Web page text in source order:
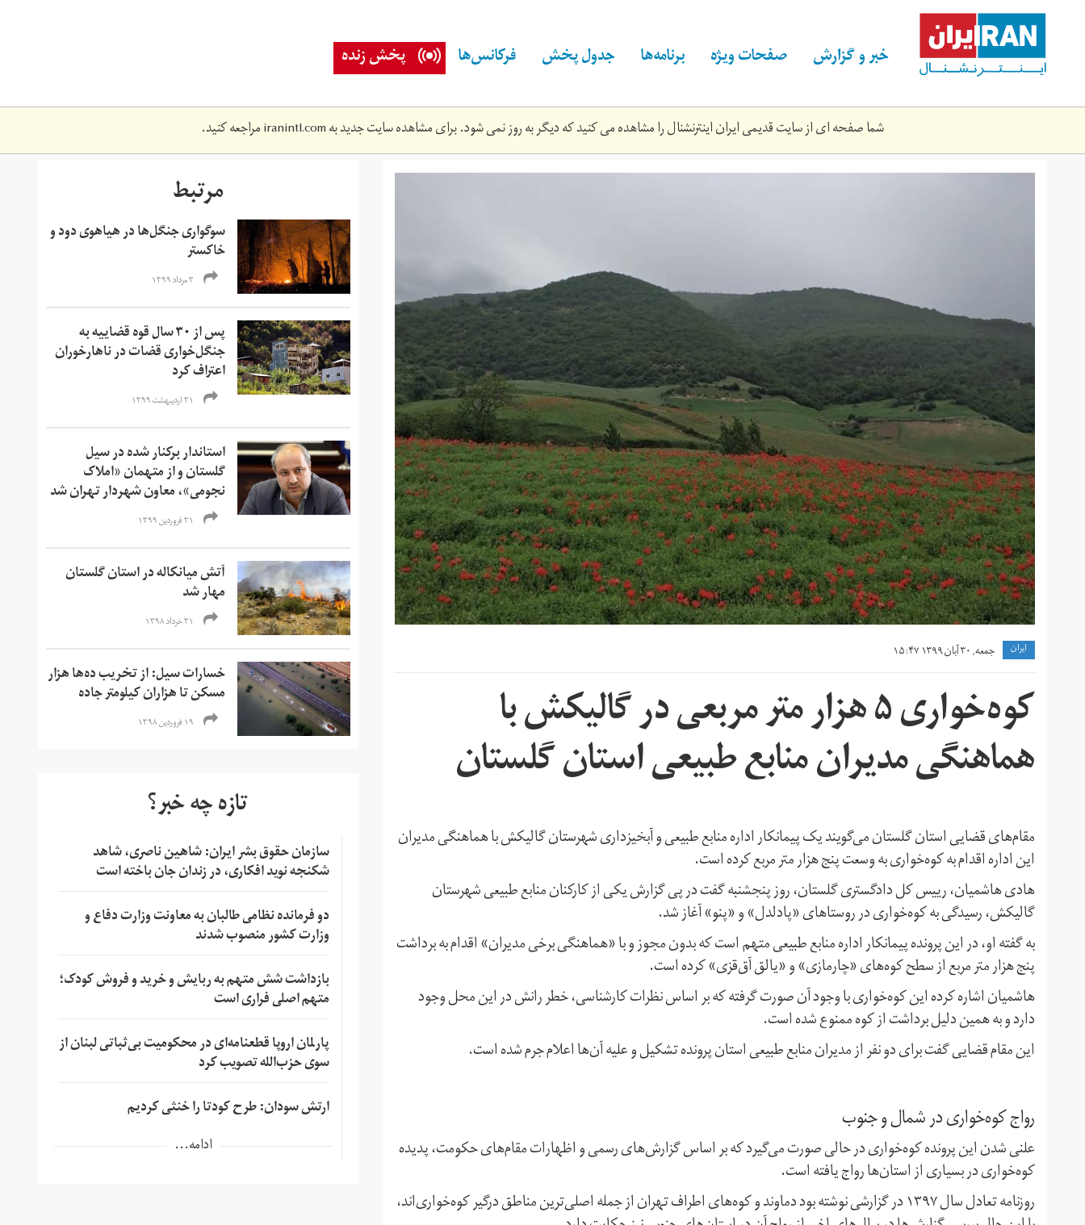
content خبر و گزارش صفحات ویژه برنامه‌ها جدول پخش فرکانس‌ها پخش زنده
شما صفحه ای از سایت قدیمی ایران اینترنشنال را مشاهده می کنید که دیگر به روز نمی شود. برای مشاهده سایت جدید بهiranintl.comمراجعه کنید.
p.jpg
ايران جمعه, ۳۰ آبان ۱۳۹۹ ۱۵:۴۷
کوه‌خواری ۵ هزار متر مربعی در گالیکش با
هماهنگی مدیران منابع طبیعی استان گلستان
مقام‌های قضایی استان گلستان می‌گویند یک پیمانکار اداره منابع طبیعی و آبخیزداری شهرستان گالیکش با هماهنگی مدیران
این اداره اقدام به کوه‌خواری به وسعت پنج هزار متر مربع کرده‌ است.
هادی هاشمیان،‌ رییس کل دادگستری گلستان، روز پنجشنبه گفت در پی گزارش یکی از کارکنان منابع طبیعی شهرستان
گالیکش، رسیدگی به کوه‌خواری در روستاهای «پادلدل» و «پنو» آغاز شد.
به گفته او، در این پرونده پیمانکار اداره منابع طبیعی متهم است که بدون مجوز و با «هماهنگی برخی مدیران» اقدام به برداشت
پنج هزار متر مربع از سطح کوه‌های «چارمازی» و «یالق آق‌قزی» کرده است.
هاشمیان اشاره کرده این کوه‌خواری با وجود آن صورت گرفته که بر اساس نظرات کارشناسی، خطر رانش در این محل وجود
دارد و به همین دلیل برداشت از کوه ممنوع شده است.
این مقام قضایی گفت برای دو نفر از مدیران منابع طبیعی استان پرونده تشکیل و علیه آن‌ها اعلام جرم شده است.
رواج کوه‌خواری در شمال و جنوب
علنی شدن این پرونده کوه‌خواری در حالی صورت می‌گیرد که بر اساس گزارش‌های رسمی و اظهارات مقام‌های حکومت، پدیده
کوه‌خواری در بسیاری از استان‌ها رواج یافته است.
روزنامه تعادل سال ۱۳۹۷ در گزارشی نوشته بود دماوند و کوه‌های اطراف تهران از جمله اصلی‌ترین مناطق درگیر کوه‌خواری‌اند،
مرتبط
سوگواری جنگل‌ها در هیاهوی دود و
خاکستر
۳ مرداد ۱۳۹۹
پس از ۳۰ سال قوه قضاییه به
جنگل‌خواری قضات در ناهارخوران
اعتراف کرد
۳۱ اردیبهشت ۱۳۹۹
استاندار برکنار شده در سیل
گلستان و از متهمان «املاک
نجومی»، معاون شهردار تهران شد
۳۱ فروردین ۱۳۹۹
آتش میانکاله در استان گلستان
مهار شد
۳۱ خرداد ۱۳۹۸
خسارات سیل: از تخریب ده‌ها هزار
مسکن تا هزاران کیلومتر جاده
۱۹ فروردین ۱۳۹۸
تازه چه خبر؟
سازمان حقوق بشر ایران: شاهین ناصری، شاهد
شکنجه نوید افکاری، در زندان جان باخته است
دو فرمانده نظامی طالبان به معاونت وزارت دفاع و
وزارت کشور منصوب شدند
بازداشت شش متهم به ربایش و خرید و فروش کودک؛
متهم اصلی فراری است
پارلمان اروپا قطعنامه‌ای در محکومیت بی‌ثباتی لبنان از
سوی حزب‌الله تصویب کرد
ارتش سودان: طرح کودتا را خنثی کردیم
ادامه...